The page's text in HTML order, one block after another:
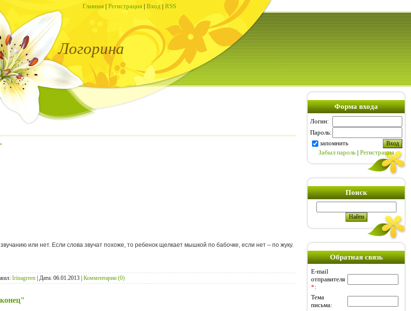
Главная | Регистрация | Вход | RSS
Логорина
или нет. Если слова звучат похоже, то ребенок щелкает мышкой по бабочке, если нет – по жуку.
Irinagreen | Дата: 06.01.2013 Комментарии (0)
Форма входа
Логин:
Пароль:
запомнить
Забыл пароль | Регистрация
Поиск
Обратная связь
E-mail
отправителя
*:
Тема
письма: